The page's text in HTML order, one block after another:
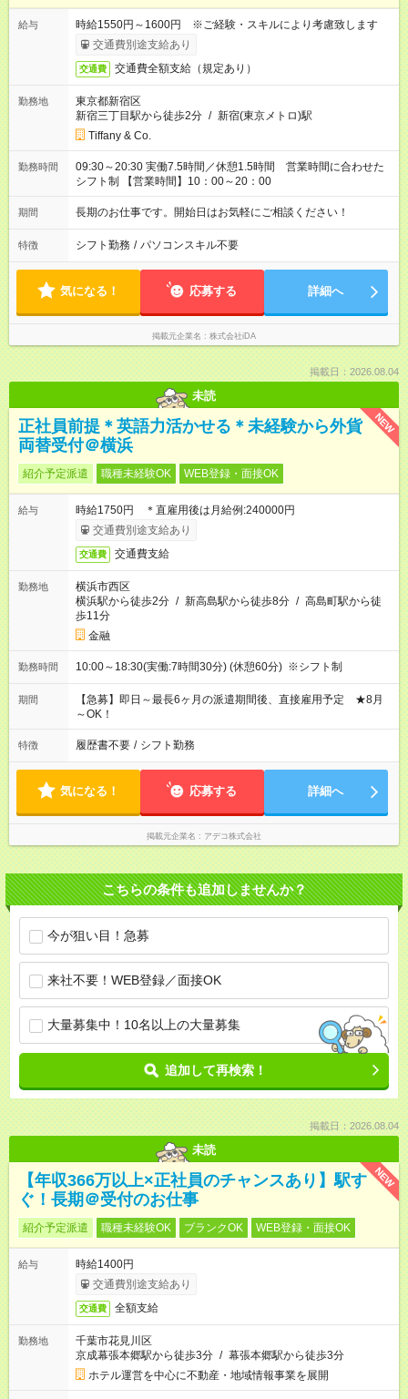
給与
時給1550円～1600円 ※ご経験・スキルにより考慮致します
交通費別途支給あり
交通費 交通費全額支給（規定あり）
勤務地
東京都新宿区
新宿三丁目駅から徒歩2分 / 新宿(東京メトロ)駅
Tiffany & Co.
勤務時間
09:30～20:30 実働7.5時間／休憩1.5時間 営業時間に合わせた
シフト制 【営業時間】10：00～20：00
期間 長期のお仕事です。開始日はお気軽にご相談ください！
特徴 シフト勤務 / パソコンスキル不要
気になる！ 応募する 詳細へ
掲載元企業名 株式会社iDA
掲載日：2026.08.04
未読
NEW
正社員前提＊英語力活かせる＊未経験から外貨
両替受付＠横浜
紹介予定派遣 職種未経験OK WEB登録・面接OK
給与
時給1750円 ＊直雇用後は月給例:240000円
交通費別途支給あり
交通費 交通費支給
勤務地
横浜市西区
横浜駅から徒歩2分 / 新高島駅から徒歩8分 / 高島町駅から徒
歩11分
金融
勤務時間 10:00～18:30(実働:7時間30分) (休憩60分) ※シフト制
期間
【急募】即日～最長6ヶ月の派遣期間後、直接雇用予定 ★8月
～OK！
特徴 履歴書不要 / シフト勤務
気になる！ 応募する 詳細へ
掲載元企業名 アデコ株式会社
こちらの条件も追加しませんか？
今が狙い目！急募
来社不要！WEB登録／面接OK
大量募集中！10名以上の大量募集
追加して再検索！
掲載日：2026.08.04
未読
NEW
【年収366万以上×正社員のチャンスあり】駅す
ぐ！長期＠受付のお仕事
紹介予定派遣 職種未経験OK ブランクOK WEB登録・面接OK
給与
時給1400円
交通費別途支給あり
交通費 全額支給
勤務地
千葉市花見川区
京成幕張本郷駅から徒歩3分 / 幕張本郷駅から徒歩3分
ホテル運営を中心に不動産・地域情報事業を展開